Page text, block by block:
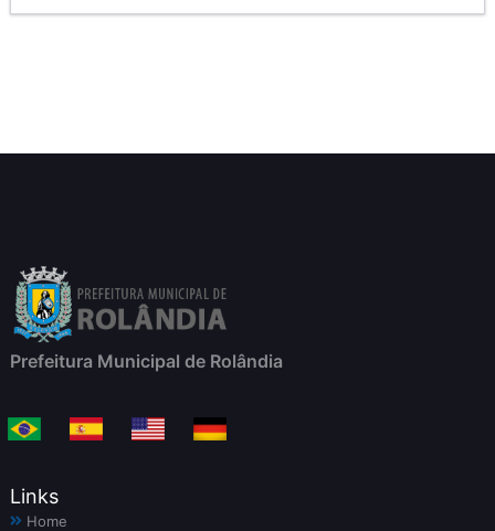
Prefeitura Municipal de Rolândia
Links
Home